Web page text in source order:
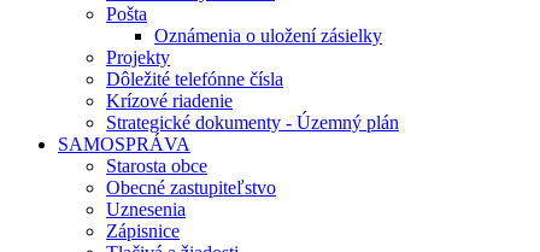
Pošta
Oznámenia o uložení zásielky
Projekty
Dôležité telefónne čísla
Krízové riadenie
Strategické dokumenty - Územný plán
SAMOSPRÁVA
Starosta obce
Obecné zastupiteľstvo
Uznesenia
Zápisnice